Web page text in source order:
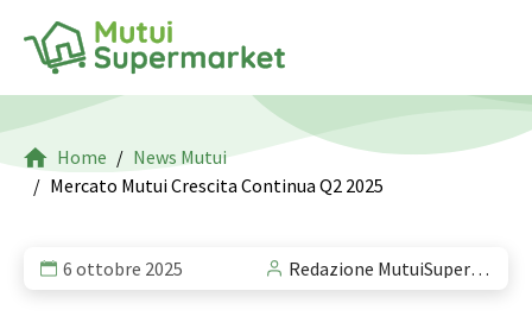
Home
News Mutui
Mercato Mutui Crescita Continua Q2 2025
6 ottobre 2025 Redazione MutuiSupermarket